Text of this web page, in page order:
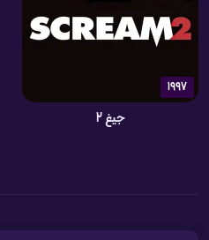
1997
جیغ 2